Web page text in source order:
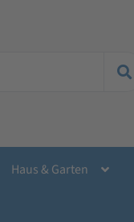
Haus & Garten